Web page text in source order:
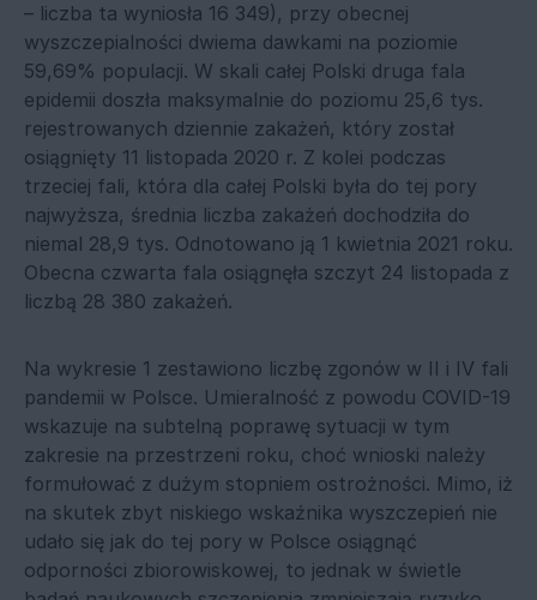
– liczba ta wyniosła 16 349), przy obecnej
wyszczepialności dwiema dawkami na poziomie
59,69% populacji. W skali całej Polski druga fala
epidemii doszła maksymalnie do poziomu 25,6 tys.
rejestrowanych dziennie zakażeń, który został
osiągnięty 11 listopada 2020 r. Z kolei podczas
trzeciej fali, która dla całej Polski była do tej pory
najwyższa, średnia liczba zakażeń dochodziła do
niemal 28,9 tys. Odnotowano ją 1 kwietnia 2021 roku.
Obecna czwarta fala osiągnęła szczyt 24 listopada z
liczbą 28 380 zakażeń.
Na wykresie 1 zestawiono liczbę zgonów w II i IV fali
pandemii w Polsce. Umieralność z powodu COVID-19
wskazuje na subtelną poprawę sytuacji w tym
zakresie na przestrzeni roku, choć wnioski należy
formułować z dużym stopniem ostrożności. Mimo, iż
na skutek zbyt niskiego wskaźnika wyszczepień nie
udało się jak do tej pory w Polsce osiągnąć
odporności zbiorowiskowej, to jednak w świetle